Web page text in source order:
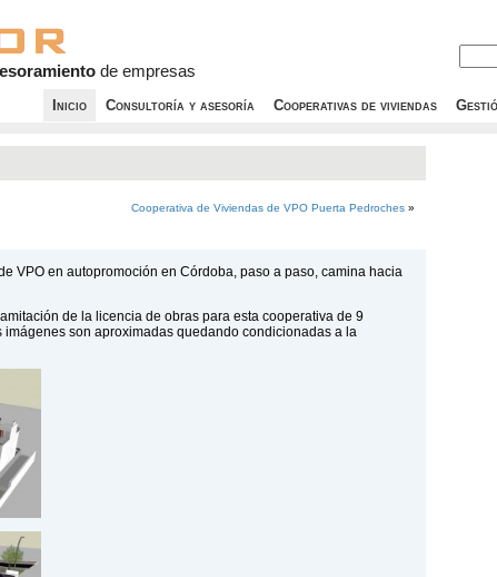
de empresas
Inicio Consultoría y asesoría Cooperativas de viviendas
Cooperativa de Viviendas de VPO Puerta Pedroches »
VPO en autopromoción en Córdoba, paso a paso, camina hacia
de la licencia de obras para esta cooperativa de 9
son aproximadas quedando condicionadas a la